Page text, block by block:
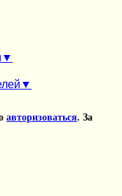
авторизоваться. За